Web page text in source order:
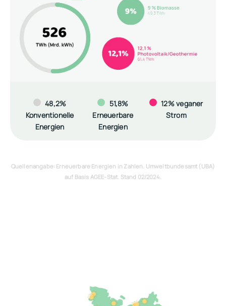
48,2%
Konventionelle
Energien
51,8%
Erneuerbare
Energien
12% veganer
Strom
Quellenangabe: Erneuerbare Energien in Zahlen. Umweltbundesamt (UBA)
auf Basis AGEE-Stat. Stand 02/2024.